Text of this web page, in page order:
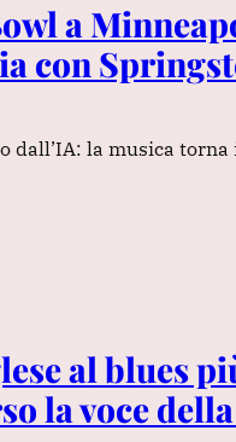
a
con
dall’IA: la musica torna
al blues
la voce